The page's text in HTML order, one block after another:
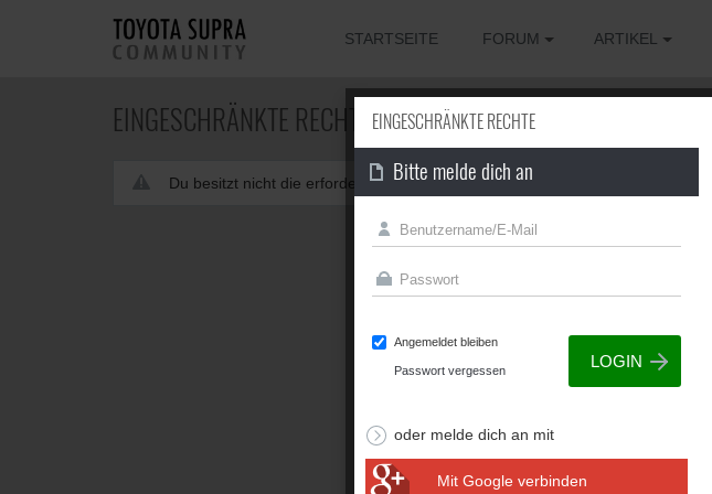
STARTSEITE FORUM ARTIKEL
EINGESCHRÄNKTE RECHTE
Du besitzt nicht die erforderliche Berechtigung, um diese Seite zu sehen.
EINGESCHRÄNKTE RECHTE
Bitte melde dich an
Angemeldet bleiben
Passwort vergessen
oder melde dich an mit
Mit Google verbinden